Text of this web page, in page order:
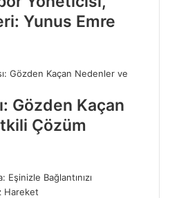
Yunus Emre
Gözden Kaçan
Çözüm